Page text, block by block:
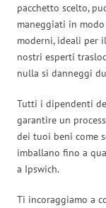
pacchetto scelto,
maneggiati in
moderni, ideali per
nostri esperti
nulla si danneggi
Tutti i dipendenti
garantire un
dei tuoi beni come
imballano fino a
a Ipswich.
Ti incoraggiamo a